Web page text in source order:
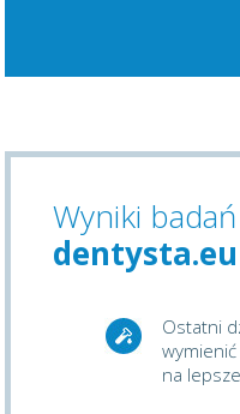
Wyniki badań
dentysta.eu
Ostatni
na